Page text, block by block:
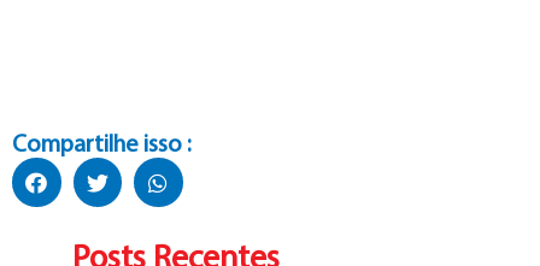
Compartilhe isso :